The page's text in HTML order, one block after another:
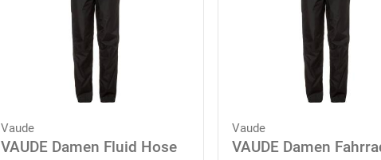
Vaude
VAUDE Damen Fluid Hose
Vaude